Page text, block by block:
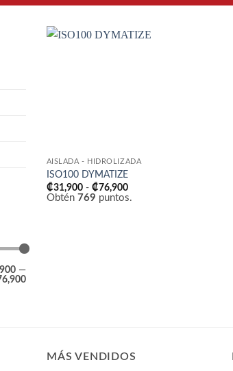
—
AISLADA - HIDROLIZADA
ISO100 DYMATIZE
₡31,900 - ₡76,900Rango
de
Obtén 769 puntos.
MÁS VENDIDOS